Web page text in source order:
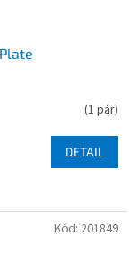
(1 pár)
DETAIL
Kód: 201849